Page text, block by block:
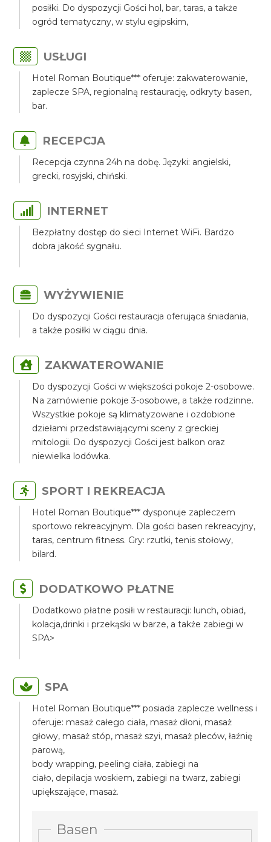
posiłki. Do dyspozycji Gości hol, bar, taras, a także
ogród tematyczny, w stylu egipskim,
USŁUGI
Hotel Roman Boutique*** oferuje: zakwaterowanie,
zaplecze SPA, regionalną restaurację, odkryty basen,
bar.
RECEPCJA
Recepcja czynna 24h na dobę. Języki: angielski,
grecki, rosyjski, chiński.
INTERNET
Bezpłatny dostęp do sieci Internet WiFi. Bardzo
dobra jakość sygnału.
WYŻYWIENIE
Do dyspozycji Gości restauracja oferująca śniadania,
a także posiłki w ciągu dnia.
ZAKWATEROWANIE
Do dyspozycji Gości w większości pokoje 2-osobowe.
Na zamówienie pokoje 3-osobowe, a także rodzinne.
Wszystkie pokoje są klimatyzowane i ozdobione
dziełami przedstawiającymi sceny z greckiej
mitologii. Do dyspozycji Gości jest balkon oraz
niewielka lodówka.
SPORT I REKREACJA
Hotel Roman Boutique*** dysponuje zapleczem
sportowo rekreacyjnym. Dla gości basen rekreacyjny,
taras, centrum fitness. Gry: rzutki, tenis stołowy,
bilard.
DODATKOWO PŁATNE
Dodatkowo płatne posiłi w restauracji: lunch, obiad,
kolacja,drinki i przekąski w barze, a także zabiegi w
SPA>
SPA
Hotel Roman Boutique*** posiada zaplecze wellness i
oferuje: masaż całego ciała, masaż dłoni, masaż
głowy, masaż stóp, masaż szyi, masaż pleców, łaźnię
parową,
body wrapping, peeling ciała, zabiegi na
ciało, depilacja woskiem, zabiegi na twarz, zabiegi
upiększające, masaż.
Basen